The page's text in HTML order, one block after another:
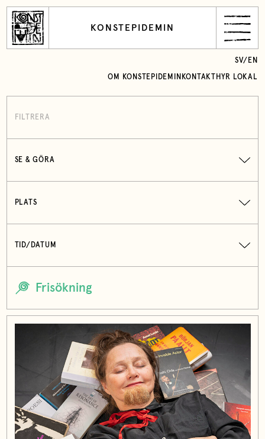
KONSTEPIDEMIN
OM KONSTEPIDEMIN KONTAKT HYR LOKAL
SV/ EN
FILTRERA
SE & GÖRA
PLATS
TID/DATUM